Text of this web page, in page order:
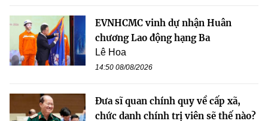
EVNHCMC vinh dự nhận Huân
chương Lao động hạng Ba
Lê Hoa
14:50 08/08/2026
Đưa sĩ quan chính quy về cấp xã,
chức danh chính trị viên sẽ thế nào?